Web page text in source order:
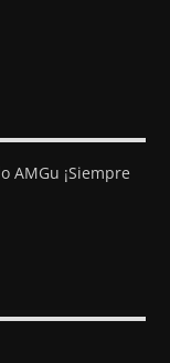
AMGu ¡Siempre